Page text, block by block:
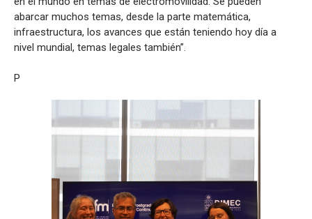
abarcar muchos temas, desde la parte matemática,
infraestructura, los avances que están teniendo hoy día a
nivel mundial, temas legales también”.
P